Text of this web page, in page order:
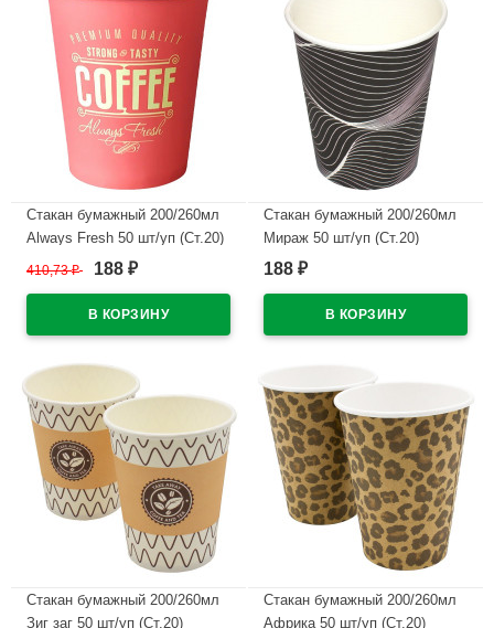
Стакан бумажный 200/260мл
Always Fresh 50 шт/уп (Ст.20)
В наличии
410,73₽ 188 ₽
Стакан бумажный 200/260мл
Мираж 50 шт/уп (Ст.20)
В наличии
188 ₽
Стакан бумажный 200/260мл
Зиг заг 50 шт/уп (Ст.20)
Стакан бумажный 200/260мл
Африка 50 шт/уп (Ст.20)